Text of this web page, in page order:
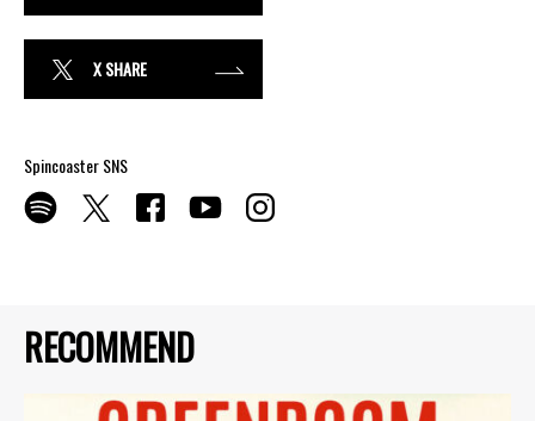
RECOMMEND
X SHARE
Spincoaster SNS